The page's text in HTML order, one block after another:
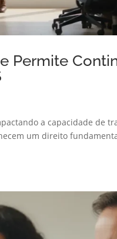
Permite
a capacidade de
um direito